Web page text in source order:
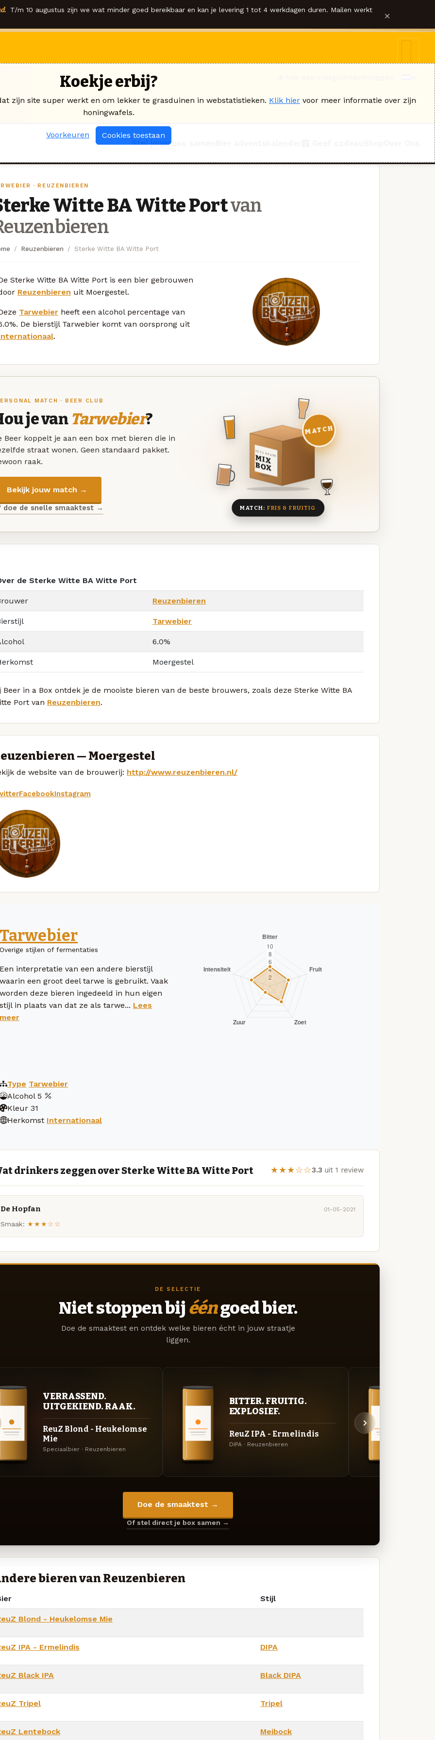
T/m 10 augustus zijn we wat minder goed bereikbaar en kan je levering 1 tot 4 werkdagen duren. Mailen werkt ×
Stel jouw box samen
· REUZENBIEREN
Witte BA Witte Portvan
Reuzenbieren Sterke Witte BA Witte Port
Sterke Witte BA Witte Port is een bier gebrouwen
Reuzenbieren uit Moergestel.
Tarwebier heeft een alcohol percentage van
De bierstijl Tarwebier komt van oorsprong uit
.
MATCH · BEER CLUB
je van Tarwebier?
Beer koppelt je aan een box met bieren die in
straat wonen. Geen standaard pakket.
raak.
Bekijk jouw match →
doe de snelle smaaktest →
DEZE MAAND
MIX
BOX
8 BIEREN
MATCH
MATCH: FRIS & FRUITIG
de Sterke Witte BA Witte Port
Reuzenbieren
Tarwebier
6.0%
Moergestel
Beer in a Box ontdek je de mooiste bieren van de beste brouwers, zoals deze Sterke Witte BA
Port van Reuzenbieren.
— Moergestel
de website van de brouwerij: http://www.reuzenbieren.nl/
FacebookInstagram
Tarwebier
Overige stijlen of fermentaties
Een interpretatie van een andere bierstijl
waarin een groot deel tarwe is gebruikt. Vaak
worden deze bieren ingedeeld in hun eigen
stijl in plaats van dat ze als tarwe... Lees
meer
Type Tarwebier
Alcohol 5
Kleur 31
Herkomst Internationaal
drinkers zeggen over Sterke Witte BA Witte Port ★★★☆☆3.3 uit 1 review
De Hopfan 01-05-2021
Smaak: ★★★☆☆
DE SELECTIE
Niet stoppen bij ééngoed bier.
Doe de smaaktest en ontdek welke bieren écht in jouw straatje
liggen.
VERRASSEND.
UITGEKIEND. RAAK.
ReuZ Blond - Heukelomse
Mie
Speciaalbier · Reuzenbieren
BITTER. FRUITIG.
EXPLOSIEF.
ReuZ IPA - Ermelindis
DIPA · Reuzenbieren
Doe de smaaktest →
Of stel direct je box samen →
bieren van Reuzenbieren
Stijl
Blond - Heukelomse Mie
IPA - Ermelindis DIPA
Black IPA Black DIPA
Tripel Tripel
Lentebock Meibock
Koekje erbij?
zijn site super werkt en om lekker te grasduinen in webstatistieken. Klik hier voor meer informatie over zijn
honingwafels.
Voorkeuren Cookies toestaan